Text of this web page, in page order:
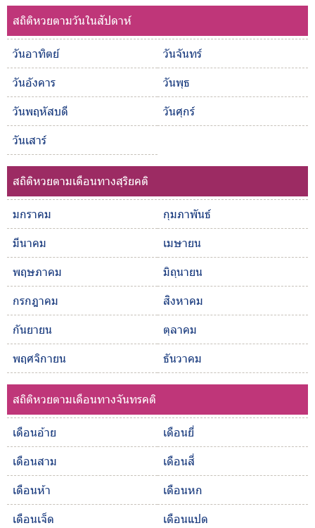
สถิติหวยตามวันในสัปดาห์
วันอาทิตย์
วันจันทร์
วันอังคาร
วันพุธ
วันพฤหัสบดี
วันศุกร์
วันเสาร์
สถิติหวยตามเดือนทางสุริยคติ
มกราคม
กุมภาพันธ์
มีนาคม
เมษายน
พฤษภาคม
มิถุนายน
กรกฎาคม
สิงหาคม
กันยายน
ตุลาคม
พฤศจิกายน
ธันวาคม
สถิติหวยตามเดือนทางจันทรคติ
เดือนอ้าย
เดือนยี่
เดือนสาม
เดือนสี่
เดือนห้า
เดือนหก
เดือนเจ็ด
เดือนแปด